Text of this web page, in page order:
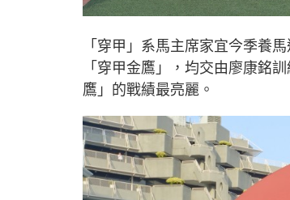
「穿甲」系馬主席家宜今季養
「穿甲金鷹」，均交由廖康銘
鷹」的戰績最亮麗。